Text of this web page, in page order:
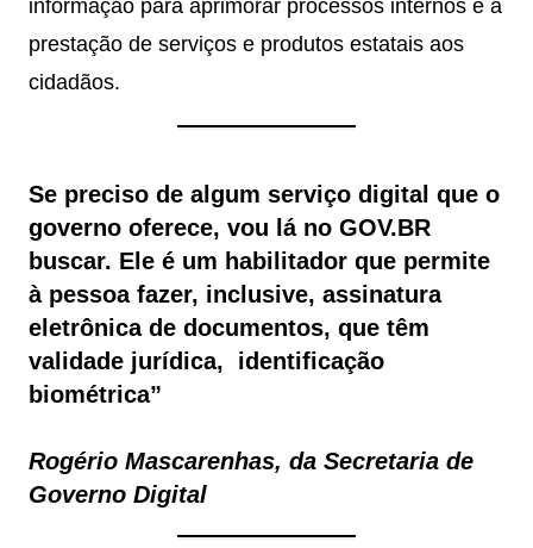
informação para aprimorar processos internos e a
prestação de serviços e produtos estatais aos
cidadãos.
Se preciso de algum serviço digital que o
governo oferece, vou lá no GOV.BR
buscar. Ele é um habilitador que permite
à pessoa fazer, inclusive, assinatura
eletrônica de documentos, que têm
validade jurídica, identificação
biométrica”
Rogério Mascarenhas, da Secretaria de
Governo Digital